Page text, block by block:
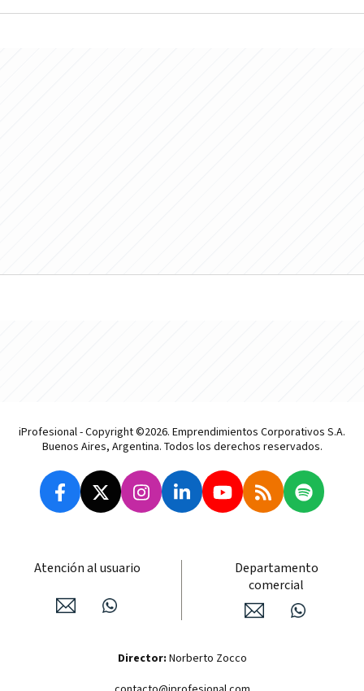
iProfesional - Copyright ©2026. Emprendimientos Corporativos S.A.
Buenos Aires, Argentina. Todos los derechos reservados.
Atención al usuario
Departamento
comercial
Director: Norberto Zocco